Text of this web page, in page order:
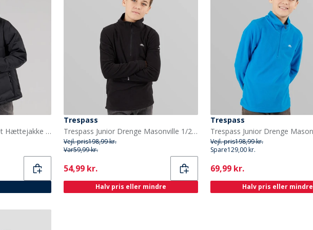
Trespass Vandtæt Paddet Hættejakke til Drenge Figo Sort
Trespass
Trespass Junior Drenge Masonville 1/2 Lynlås Mikro Fleece Sort
Vejl. pris198,99 kr.
Var59,99 kr.
Current
54,99 kr.
Halv pris eller mindre
Trespass
Vejl. pris198,99 kr.
Spare129,00 kr.
Current
69,99 kr.
Halv pris eller mindre